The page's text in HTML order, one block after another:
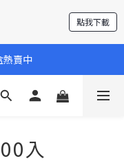
點我下載
熱賣中
入